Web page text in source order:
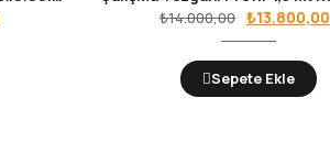
₺14.000,00 Orijinal
fiyat:
₺14.000,00.
₺13.800,00
Sepete Ekle